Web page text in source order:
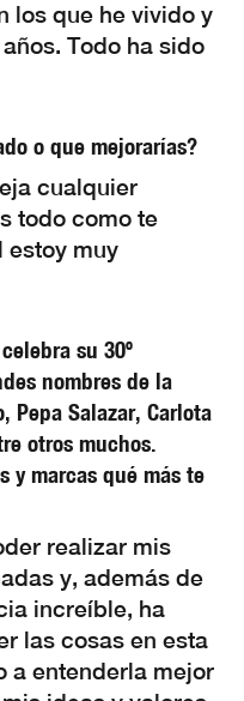
los que he vivido y
Todo ha sido
o que mejorarías?
cualquier
todo como te
estoy muy
su 30º
nombres de la
Pepa Salazar, Carlota
otros muchos.
y marcas qué más te
realizar mis
y, además de
increíble, ha
las cosas en esta
a entenderla mejor